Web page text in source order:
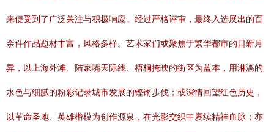
来便受到了广泛关注与积极响应。经过严格评审，最终入选展出的百
余件作品题材丰富，风格多样。艺术家们或聚焦于繁华都市的日新月
异，以上海外滩、陆家嘴天际线、梧桐掩映的街区为蓝本，用淋漓的
水色与细腻的粉彩记录城市发展的铿锵步伐；或深情回望红色历史，
以革命圣地、英雄楷模为创作源泉，在光影交织中赓续精神血脉；亦